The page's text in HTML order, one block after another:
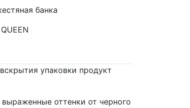
банка
упаковки продукт
оттенки от черного